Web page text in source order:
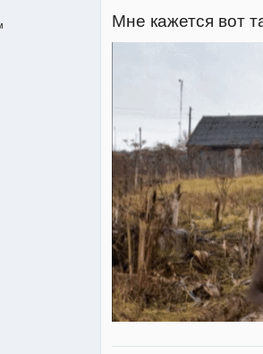
Мне кажется вот